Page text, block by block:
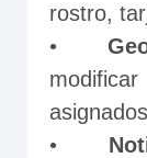
rostro,
•